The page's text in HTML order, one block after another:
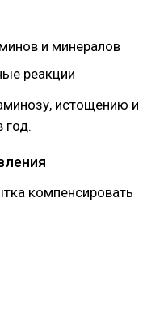
и минералов
реакции
истощению и
год.
компенсировать